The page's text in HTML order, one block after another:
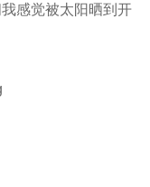
感觉被太阳晒到开